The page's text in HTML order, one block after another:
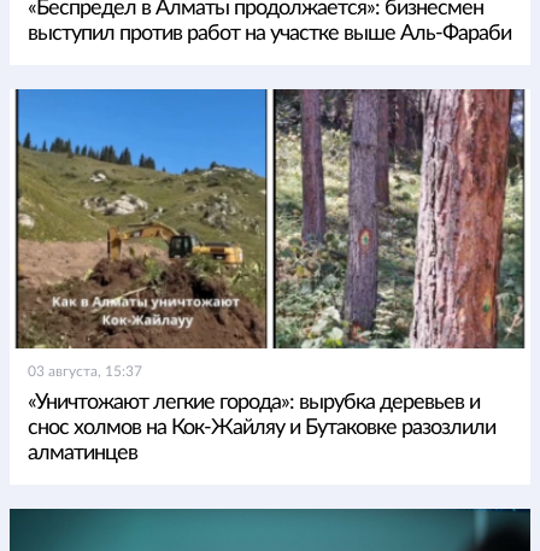
«Беспредел в Алматы продолжается»: бизнесмен
выступил против работ на участке выше Аль-Фараби
03 августа, 15:37
«Уничтожают легкие города»: вырубка деревьев и
снос холмов на Кок-Жайляу и Бутаковке разозлили
алматинцев